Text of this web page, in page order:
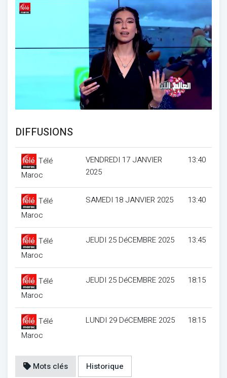
DIFFUSIONS
Télé
Maroc
VENDREDI 17 JANVIER
2025
13:40
Télé
Maroc
SAMEDI 18 JANVIER 2025 13:40
Télé
Maroc
JEUDI 25 DéCEMBRE 2025 13:45
Télé
Maroc
JEUDI 25 DéCEMBRE 2025 18:15
Télé
Maroc
LUNDI 29 DéCEMBRE 2025 18:15
Mots clés Historique